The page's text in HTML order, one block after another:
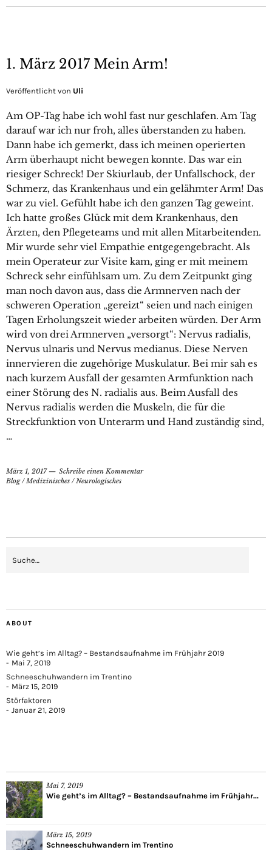
1. März 2017 Mein Arm!
Veröffentlicht von Uli
Am OP-Tag habe ich wohl fast nur geschlafen. Am Tag
darauf war ich nur froh, alles überstanden zu haben.
Dann habe ich gemerkt, dass ich meinen operierten
Arm überhaupt nicht bewegen konnte. Das war ein
riesiger Schreck! Der Skiurlaub, der Unfallschock, der
Schmerz, das Krankenhaus und ein gelähmter Arm! Das
war zu viel. Gefühlt habe ich den ganzen Tag geweint.
Ich hatte großes Glück mit dem Krankenhaus, den
Ärzten, den Pflegeteams und mit allen Mitarbeitenden.
Mir wurde sehr viel Empathie entgegengebracht. Als
mein Operateur zur Visite kam, ging er mit meinem
Schreck sehr einfühlsam um. Zu dem Zeitpunkt ging
man noch davon aus, dass die Armnerven nach der
schweren Operation „gereizt“ seien und nach einigen
Tagen Erholungszeit wieder arbeiten würden. Der Arm
wird von drei Armnerven „versorgt“: Nervus radialis,
Nervus ulnaris und Nervus medianus. Diese Nerven
innervieren die zugehörige Muskulatur. Bei mir sah es
nach kurzem Ausfall der gesamten Armfunktion nach
einer Störung des N. radialis aus. Beim Ausfall des
Nervus radialis werden die Muskeln, die für die
Streckfunktion von Unterarm und Hand zuständig sind,
…
März 1, 2017
Schreibe einen Kommentar
Blog/ Medizinisches / Neurologisches
ABOUT
Wie geht’s im Alltag? – Bestandsaufnahme im Frühjahr 2019
Mai 7, 2019
Schneeschuhwandern im Trentino
März 15, 2019
Störfaktoren
Januar 21, 2019
Mai 7, 2019
Wie geht’s im Alltag? – Bestandsaufnahme im Frühjahr...
März 15, 2019
Schneeschuhwandern im Trentino